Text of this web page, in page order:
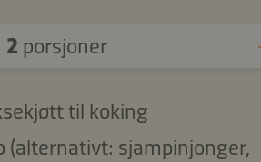
2 porsjoner
til koking
(alternativt: sjampinjonger,